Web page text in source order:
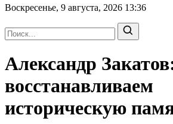
Воскресенье, 9 августа, 2026 13:36
Александр
восстанавливаем
историческую